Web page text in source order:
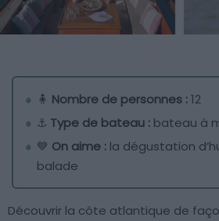
🧍 Nombre de personnes :12
⚓ Type de bateau : bateau à
💙 On aime : la dégustation
balade
Découvrir la côte atlantique de